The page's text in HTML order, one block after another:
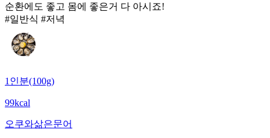
순환에도 좋고 몸에 좋은거 다 아시죠!
#일반식 #저녁
1인분(100g)
99kcal
오쿠와삶은문어